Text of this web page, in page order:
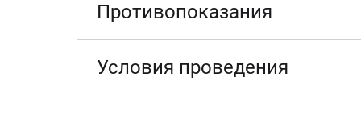
Противопоказания
Условия проведения